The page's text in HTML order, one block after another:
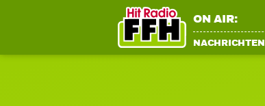
ON AIR:
NACHRICHTEN